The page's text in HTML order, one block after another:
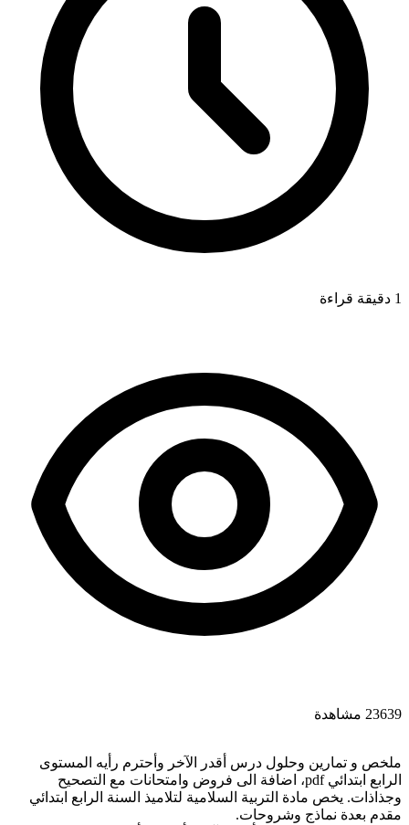
1 دقيقة قراءة
23639 مشاهدة
ملخص و تمارين وحلول درس أقدر الآخر وأحترم رأيه المستوى
الرابع ابتدائي pdf، اضافة الى فروض وامتحانات مع التصحيح
وجذاذات. يخص مادة التربية السلامية لتلاميذ السنة الرابع ابتدائي
مقدم بعدة نماذج وشروحات.